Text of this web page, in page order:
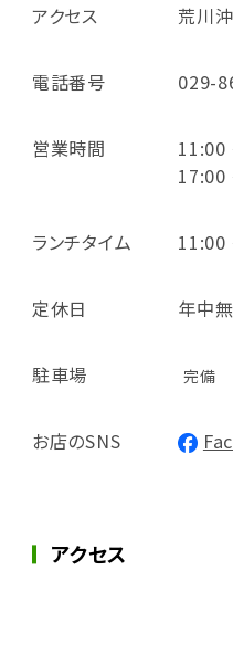
アクセス 荒川
電話番号 029-
営業時間
11:00
17:00
ランチタイム 11:00
定休日 年中
駐車場 完備
お店のSNS
アクセス